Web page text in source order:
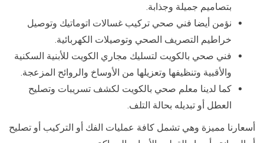
بتصاميم جميلة وجذابة.
نؤمن أيضا فني صحي تركيب غسالات اتوماتيك وتوصيل
خراطيم التصريف الصحي وتوصيلات الكهربائية.
فني صحي بالكويت لتسليك مجاري الكويت للأبنية السكنية
والأقبية وتنظيفها وتعزيلها من الأوساخ والروائح المزعجة.
كما لدينا معلم صحي بالكويت لكشف تسريبات وتصليح
العطل أو تبديله بحالة التلف.
أسعارنا مميزة وهي تشمل كافة عمليات الفك أو التركيب أو تصليح